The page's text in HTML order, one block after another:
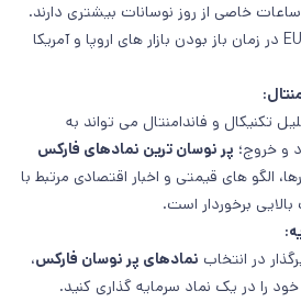
خاصی از روز نوسانات بیشتری دارند.
به عنوان مثال، EUR/USD در زمان باز بودن بازار های اروپا و آمریکا
تکنیکال و فاندامنتال می تواند به
و خروج؛ پر نوسان ترین نمادهای فارکس
الگو های قیمتی و اخبار اقتصادی مرتبط با
برخوردار است.
در انتخاب نمادهای پر نوسان فارکس،
خود را در یک نماد سرمایه گذاری کنید.